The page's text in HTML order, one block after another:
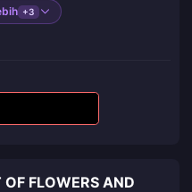
+3
FLOWERS AND